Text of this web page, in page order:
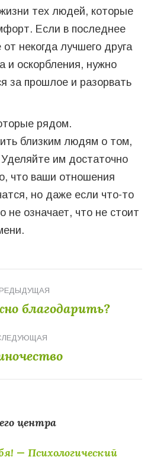
тех людей, которые
Если в последнее
некогда лучшего друга
и оскорбления, нужно
за прошлое и разорвать
рядом.
близким людям о том,
им достаточно
что ваши отношения
но даже если что-то
не означает, что не стоит
Предыдущая
благодарить?
Следующая
центра
— Психологический